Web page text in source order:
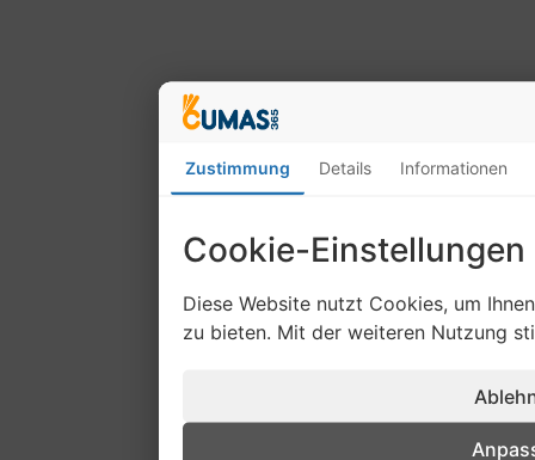
Zustimmung Details Informationen
Cookie-Einstellungen
Diese Website nutzt Cookies, um
zu bieten. Mit der weiteren Nutzung